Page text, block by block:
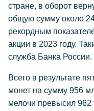
стране, в оборот
общую сумму около
рекордным
акции в 2023 году.
служба Банка России.
Всего в результате
монет на сумму 956
мелочи превысил 962